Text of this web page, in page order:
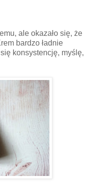
ale okazało się, że
bardzo ładnie
konsystencję, myślę,